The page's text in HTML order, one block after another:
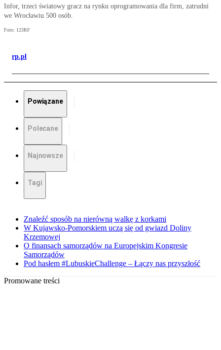
Infor, trzeci światowy gracz na rynku oprogramowania dla firm, zatrudni
we Wrocławiu 500 osób.
Foto: 123RF
rp.pl
Powiązane
Polecane
Najnowsze
Tagi
Znaleźć sposób na nierówną walkę z korkami
W Kujawsko-Pomorskiem uczą się od gwiazd Doliny
Krzemowej
O finansach samorządów na Europejskim Kongresie
Samorządów
Pod hasłem #LubuskieChallenge – Łączy nas przyszłość
Promowane treści